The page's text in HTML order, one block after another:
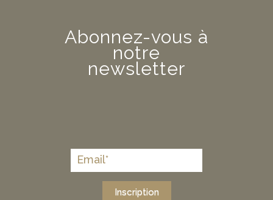
Abonnez-vous à
notre
newsletter
Inscription